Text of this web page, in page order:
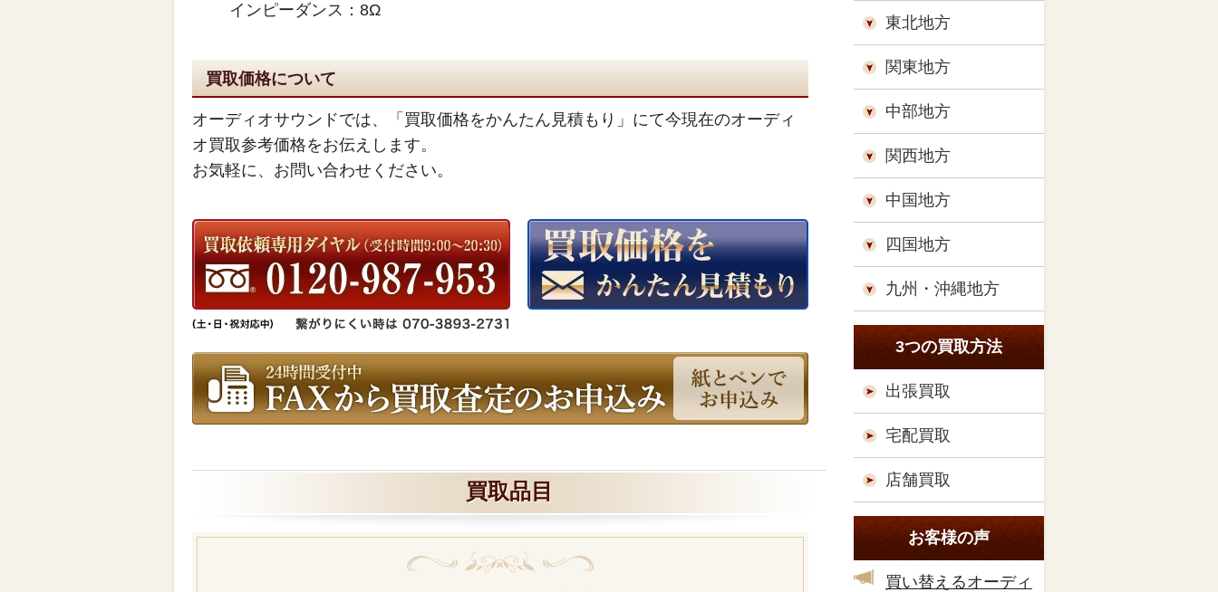
インピーダンス：8Ω
買取価格について
オーディオサウンドでは、「買取価格をかんたん見積もり」にて今現在のオーディ
オ買取参考価格をお伝えします。
お気軽に、お問い合わせください。
買取品目
東北地方
関東地方
中部地方
関西地方
中国地方
四国地方
九州・沖縄地方
3つの買取方法
出張買取
宅配買取
店舗買取
お客様の声
買い替えるオーディ